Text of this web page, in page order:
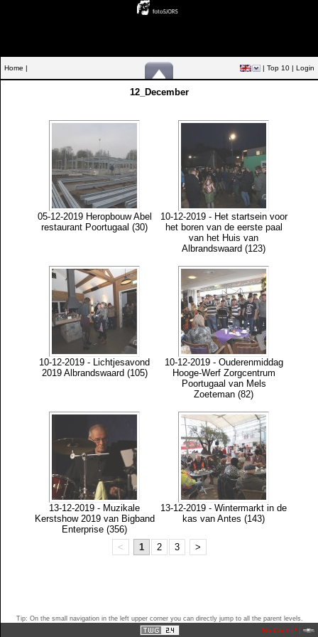
Home | | Top 10 | Login
12_December
05-12-2019 Heropbouw Abel
restaurant Poortugaal (30)
10-12-2019 - Het startsein voor
het boren van de eerste paal
van het Huis van
Albrandswaard (123)
10-12-2019 - Lichtjesavond
2019 Albrandswaard (105)
10-12-2019 - Ouderenmiddag
Hooge-Werf Zorgcentrum
Poortugaal van Mels
Zoeteman (82)
13-12-2019 - Muzikale
Kerstshow 2019 van Bigband
Enterprise (356)
13-12-2019 - Wintermarkt in de
kas van Antes (143)
< 1 2 3 >
Tip: On the small navigation in the left upper corner you can directly jump to all the parent levels.
No Cache!